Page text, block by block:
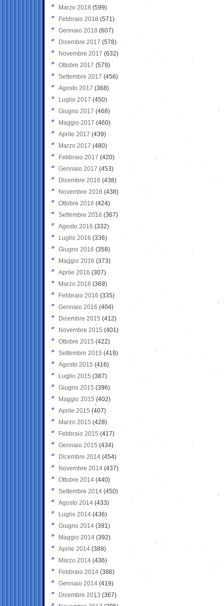
Marzo 2018 (599)
Febbraio 2018 (571)
Gennaio 2018 (607)
Dicembre 2017 (578)
Novembre 2017 (632)
Ottobre 2017 (579)
Settembre 2017 (456)
Agosto 2017 (368)
Luglio 2017 (450)
Giugno 2017 (468)
Maggio 2017 (460)
Aprile 2017 (439)
Marzo 2017 (480)
Febbraio 2017 (420)
Gennaio 2017 (453)
Dicembre 2016 (438)
Novembre 2016 (438)
Ottobre 2016 (424)
Settembre 2016 (367)
Agosto 2016 (332)
Luglio 2016 (336)
Giugno 2016 (358)
Maggio 2016 (373)
Aprile 2016 (307)
Marzo 2016 (369)
Febbraio 2016 (335)
Gennaio 2016 (404)
Dicembre 2015 (412)
Novembre 2015 (401)
Ottobre 2015 (422)
Settembre 2015 (419)
Agosto 2015 (416)
Luglio 2015 (387)
Giugno 2015 (396)
Maggio 2015 (402)
Aprile 2015 (407)
Marzo 2015 (428)
Febbraio 2015 (417)
Gennaio 2015 (434)
Dicembre 2014 (454)
Novembre 2014 (437)
Ottobre 2014 (440)
Settembre 2014 (450)
Agosto 2014 (433)
Luglio 2014 (436)
Giugno 2014 (391)
Maggio 2014 (392)
Aprile 2014 (389)
Marzo 2014 (436)
Febbraio 2014 (386)
Gennaio 2014 (419)
Dicembre 2013 (367)